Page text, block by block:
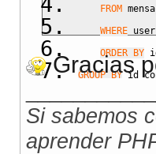
FROM
WHERE
ORDER BY
GROUP BY
Gracias
Si sabemos
aprender